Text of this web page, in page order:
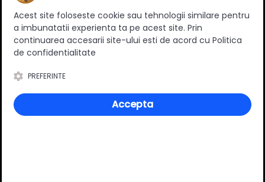
Deții sau ai utilizat produsul?
Spune-ți părerea acordând o nota produsului
Acest site foloseste cookie sau tehnologii similare pentru
a imbunatatii experienta ta pe acest site. Prin
continuarea accesarii site-ului esti de acord cu Politica
de confidentialitate
PREFERINTE
Accepta